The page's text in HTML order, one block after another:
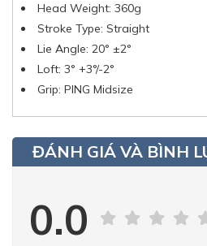
Head Weight: 360g
Stroke Type: Straight
Lie Angle: 20° ±2°
Loft: 3° +3°/-2°
Grip: PING Midsize
ĐÁNH GIÁ VÀ BÌNH
0.0